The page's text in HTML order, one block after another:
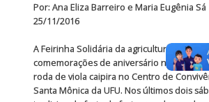
Por: Ana Eliza Barreiro e Maria Eugênia Sá
25/11/2016
A Feirinha Solidária da agricultura familiar
comemorações de aniversário nesse
roda de viola caipira no Centro de
Santa Mônica da UFU. Nos últimos dois